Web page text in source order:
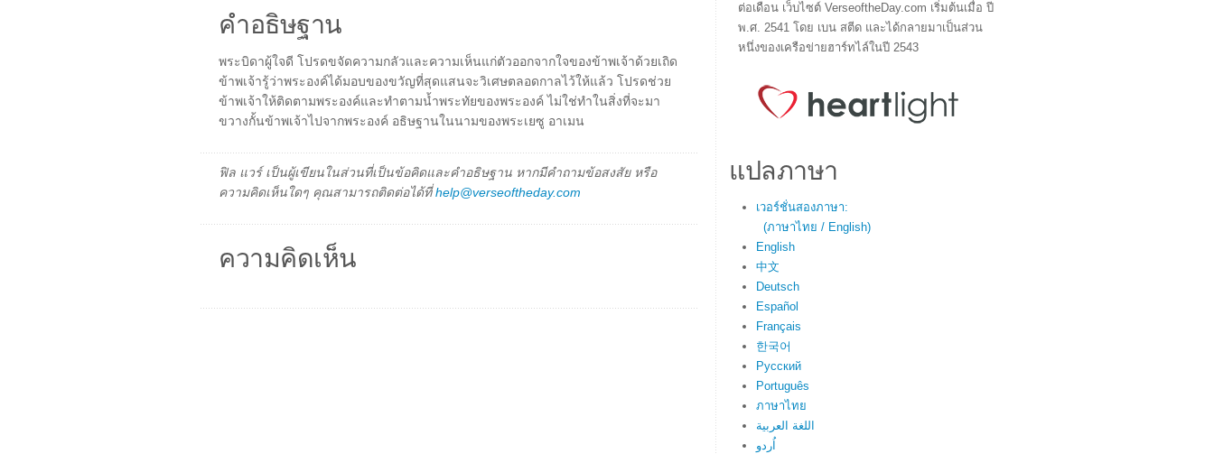
คำอธิษฐาน
พระบิดาผู้ใจดี โปรดขจัดความกลัวและความเห็นแก่ตัวออกจากใจของข้าพเจ้าด้วยเถิด
ข้าพเจ้ารู้ว่าพระองค์ได้มอบของขวัญที่สุดแสนจะวิเศษตลอดกาลไว้ให้แล้ว โปรดช่วย
ข้าพเจ้าให้ติดตามพระองค์และทำตามน้ำพระทัยของพระองค์ ไม่ใช่ทำในสิ่งที่จะมา
ขวางกั้นข้าพเจ้าไปจากพระองค์ อธิษฐานในนามของพระเยซู อาเมน
ฟิล แวร์ เป็นผู้เขียนในส่วนที่เป็นข้อคิดและคำอธิษฐาน หากมีคำถามข้อสงสัย หรือ
ความคิดเห็นใดๆ คุณสามารถติดต่อได้ที่help@verseoftheday.com
ความคิดเห็น
ต่อเดือน เว็บไซต์ VerseoftheDay.com เริ่มต้นเมื่อ ปี
พ.ศ. 2541 โดย เบน สตีด และได้กลายมาเป็นส่วน
หนึ่งของเครือข่ายฮาร์ทไล์ในปี 2543
แปลภาษา
เวอร์ชั่นสองภาษา:
(ภาษาไทย / English)
English
中文
Deutsch
Español
Français
한국어
Русский
Português
ภาษาไทย
اللغة العربية
اُردو